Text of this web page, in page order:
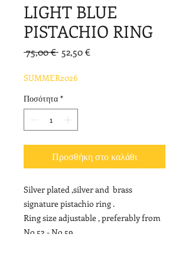
LIGHT BLUE
PISTACHIO RING
75,00 € Κανονική
52,50 €Τιμή
SUMMER2026
Ποσότητα *
Προσθήκη στο καλάθι
Silver plated ,silver and brass
signature pistachio ring .
Ring size adjustable , preferably from
No 52 - No 59.